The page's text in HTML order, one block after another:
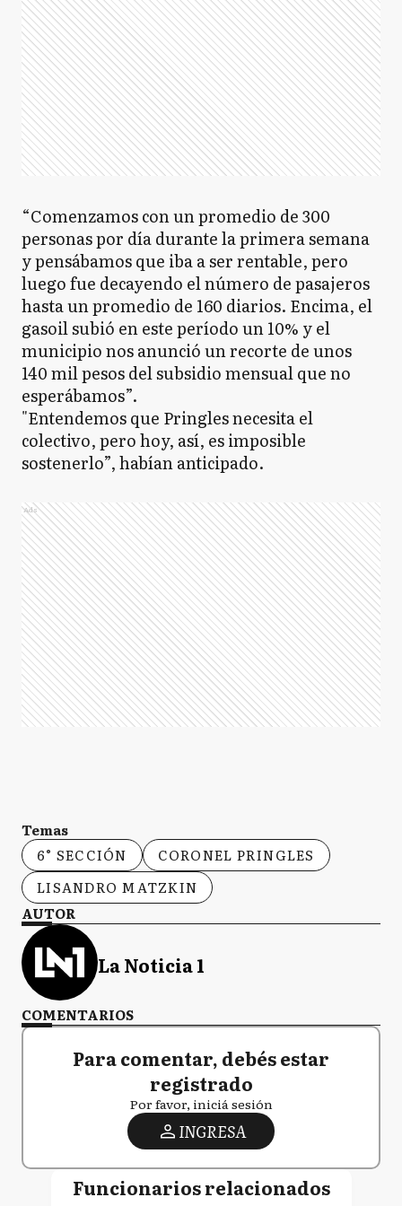
GG General Guido
GL General La Madrid
GM General Madariaga
GP General Paz
GP General Pinto
GP General Pueyrredón
GR General Rodríguez
GS General San Martín
GV General Villegas
GL
HY Hipólito Yrigoyen
Hurlingham
“Comenzamos con un promedio de 300
personas por día durante la primera semana
y pensábamos que iba a ser rentable, pero
luego fue decayendo el número de pasajeros
hasta un promedio de 160 diarios. Encima, el
gasoil subió en este período un 10% y el
municipio nos anunció un recorte de unos
140 mil pesos del subsidio mensual que no
esperábamos”.
"Entendemos que Pringles necesita el
colectivo, pero hoy, así, es imposible
sostenerlo”, habían anticipado.
Ads
Temas
6° SECCIÓN
CORONEL PRINGLES
LISANDRO MATZKIN
AUTOR
La Noticia 1
COMENTARIOS
Para comentar, debés estar
registrado
Por favor, iniciá sesión
INGRESA
Funcionarios relacionados